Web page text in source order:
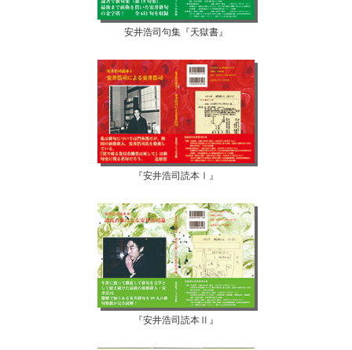
安井浩司句集『天獄書』
『安井浩司読本Ⅰ』
『安井浩司読本Ⅱ』